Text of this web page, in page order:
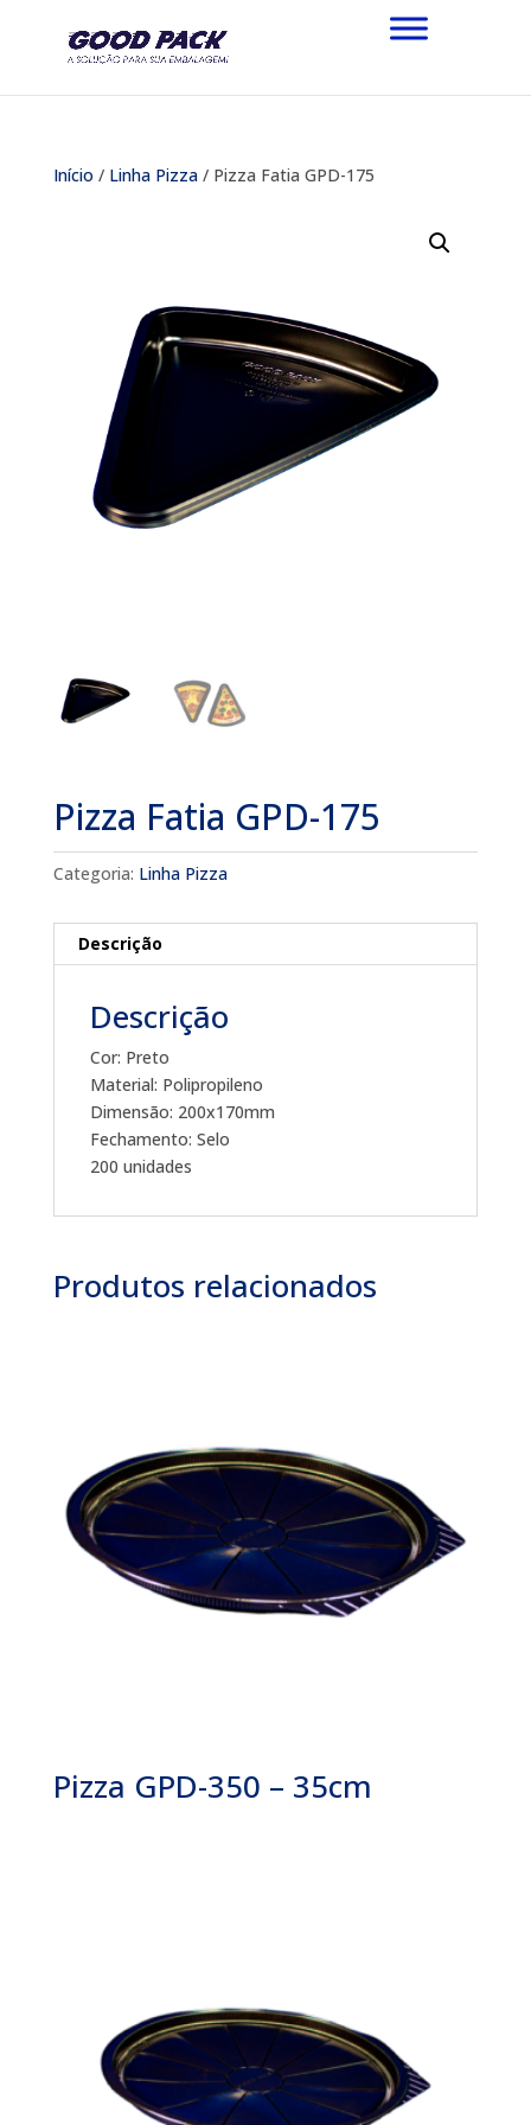
Início / Linha Pizza/ Pizza Fatia GPD-175
Pizza Fatia GPD-175
Categoria: Linha Pizza
Descrição
Descrição
Cor: Preto
Material: Polipropileno
Dimensão: 200x170mm
Fechamento: Selo
200 unidades
Produtos relacionados
Pizza GPD-350 – 35cm